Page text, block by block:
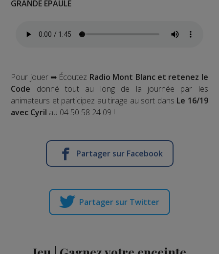
GRANDE EPAULE
Pour jouer ➡ Écoutez Radio Mont Blanc et retenez le
Code donné tout au long de la journée par les
animateurs et participez au tirage au sort dans Le 16/19
avec Cyril au 04 50 58 24 09 !
Partager sur Facebook
Partager sur Twitter